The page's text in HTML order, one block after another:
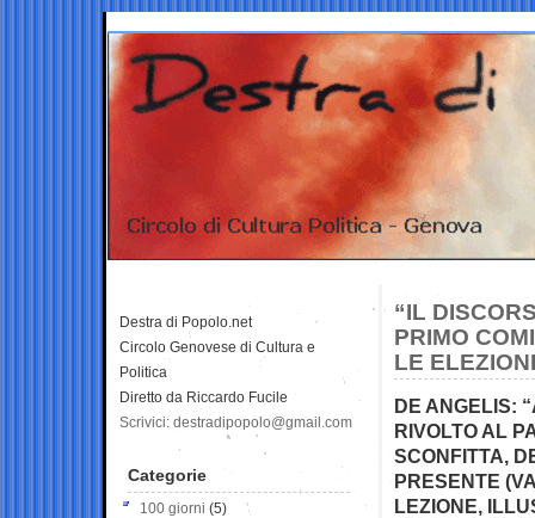
“IL
PRIMO
LE
DE ANGELIS:
RIVOLTO AL
SCONFITTA,
PRESENTE
LEZIONE,
Destra di Popolo.net
Circolo Genovese di Cultura e
Politica
Diretto da Riccardo Fucile
Scrivici: destradipopolo@gmail.com
Categorie
100 giorni (5)